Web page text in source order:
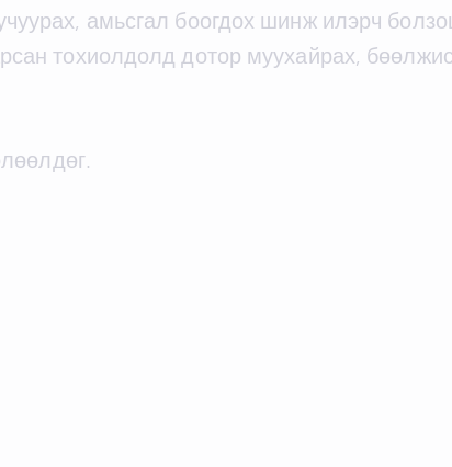
амьсгал боогдох шинж илэрч
тохиолдолд дотор муухайрах,